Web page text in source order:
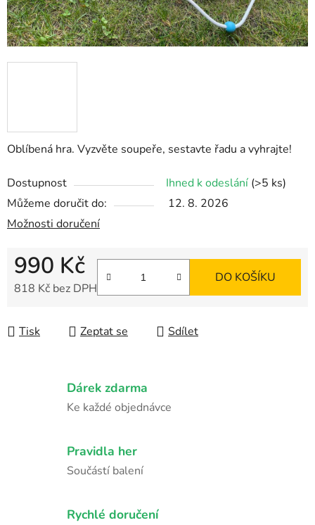
Oblíbená hra. Vyzvěte soupeře, sestavte řadu a vyhrajte!
Dostupnost Ihned k odeslání (>5 ks)
Můžeme doručit do:
12. 8. 2026
Možnosti doručení
990 Kč
818 Kč bez DPH
DO KOŠÍKU
Tisk Zeptat se Sdílet
Dárek zdarma
Ke každé objednávce
Pravidla her
Součástí balení
Rychlé doručení